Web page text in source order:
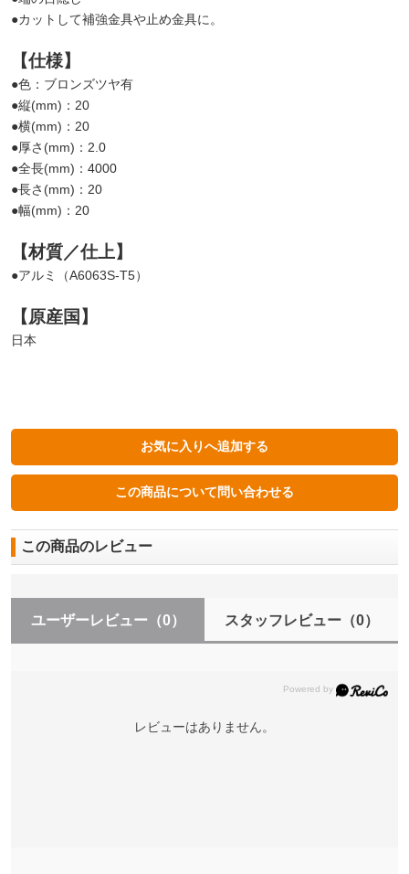
●カットして補強金具や止め金具に。
【仕様】
●色：ブロンズツヤ有
●縦(mm)：20
●横(mm)：20
●厚さ(mm)：2.0
●全長(mm)：4000
●長さ(mm)：20
●幅(mm)：20
【材質／仕上】
●アルミ（A6063S-T5）
【原産国】
日本
この商品のレビュー
ユーザーレビュー （0） スタッフレビュー（0）
レビューはありません。